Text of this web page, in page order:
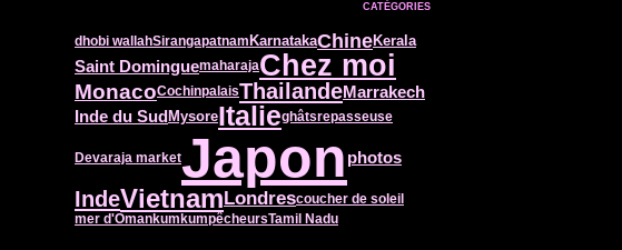
CATÉGORIES
dhobi wallahSirangapatnam KarnatakaChineKerala
Saint DominguemaharajaChez moi
MonacoCochinpalaisThailandeMarrakech
Inde du SudMysoreItalieghâtsrepasseuse
Devaraja marketJapon photos
IndeVietnamLondrescoucher de soleil
mer d'OmankumkumpêcheursTamil Nadu